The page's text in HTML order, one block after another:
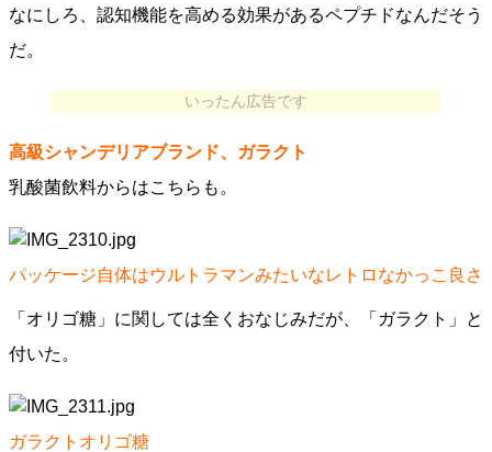
なにしろ、認知機能を高める効果があるペプチドなんだそう
だ。
いったん広告です
高級シャンデリアブランド、ガラクト
乳酸菌飲料からはこちらも。
パッケージ自体はウルトラマンみたいなレトロなかっこ良さ
「オリゴ糖」に関しては全くおなじみだが、「ガラクト」と
付いた。
ガラクトオリゴ糖